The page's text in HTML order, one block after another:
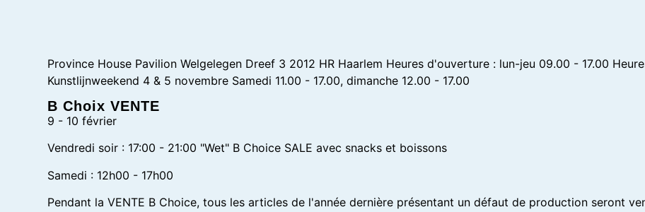
Province House Pavilion Welgelegen Dreef 3 2012 HR Haarlem Heures d'ouverture : lun-jeu 09.00 - 17.00
Kunstlijnweekend 4 & 5 novembre Samedi 11.00 - 17.00, dimanche 12.00 - 17.00
B Choix VENTE
9 - 10 février
Vendredi soir : 17:00 - 21:00 "Wet" B Choice SALE avec snacks et boissons
Samedi : 12h00 - 17h00
Pendant la VENTE B Choice, tous les articles de l'année dernière présentant un défaut de production seront